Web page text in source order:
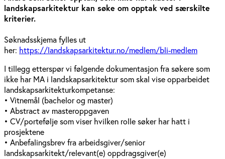
landskapsarkitektur kan søke om opptak ved særskilte
kriterier.
Søknadsskjema fylles ut
her: https://landskapsarkitektur.no/medlem/bli-medlem
I tillegg etterspør vi følgende dokumentasjon fra søkere som
ikke har MA i landskapsarkitektur som skal vise opparbeidet
landskapsarkitekturkompetanse:
• Vitnemål (bachelor og master)
• Abstract av masteroppgaven
• CV/portefølje som viser hvilken rolle søker har hatt i
prosjektene
• Anbefalingsbrev fra arbeidsgiver/senior
landskapsarkitekt/relevant(e) oppdragsgiver(e)